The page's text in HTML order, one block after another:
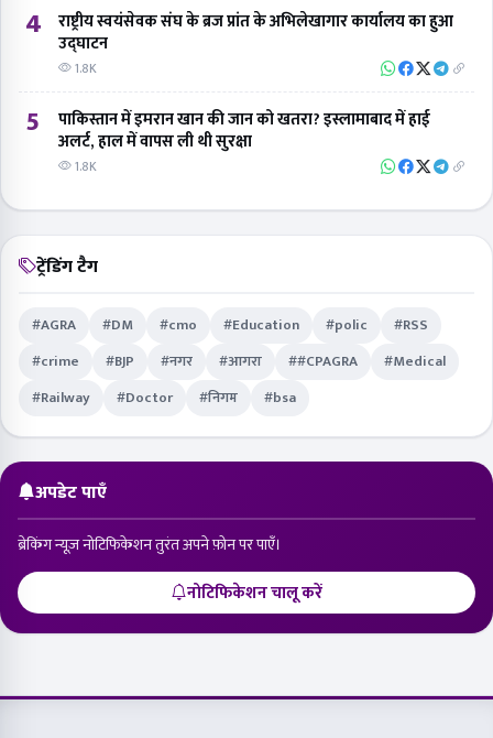
4
राष्ट्रीय स्वयंसेवक संघ के ब्रज प्रांत के अभिलेखागार कार्यालय का हुआ
उद्घाटन
1.8K
5
पाकिस्तान में इमरान खान की जान को खतरा? इस्लामाबाद में हाई
अलर्ट, हाल में वापस ली थी सुरक्षा
1.8K
ट्रेंडिंग टैग
#AGRA #DM #cmo #Education #polic
#RSS
#crime
#BJP #नगर #आगरा ##CPAGRA
#Medical
#Railway
#Doctor #निगम #bsa
अपडेट पाएँ
ब्रेकिंग न्यूज़ नोटिफिकेशन तुरंत अपने फ़ोन पर पाएँ।
नोटिफिकेशन चालू करें